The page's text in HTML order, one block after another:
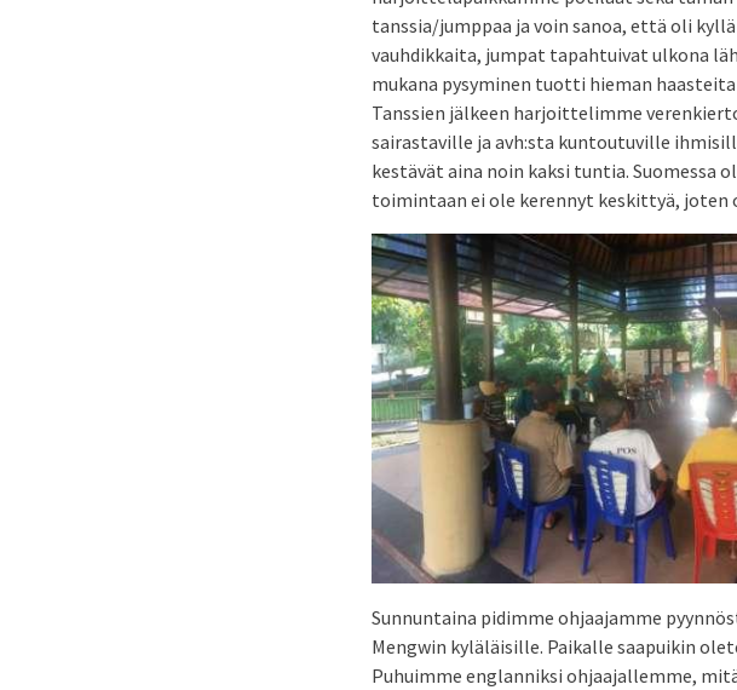
tanssia/jumppaa ja voin sanoa, että oli
vauhdikkaita, jumpat tapahtuivat ulkona
mukana pysyminen tuotti hieman
Tanssien jälkeen harjoittelimme
sairastaville ja avh:sta kuntoutuville
kestävät aina noin kaksi tuntia. Suomessa
toimintaan ei ole kerennyt keskittyä, joten
Sunnuntaina pidimme ohjaajamme
Mengwin kyläläisille. Paikalle saapuikin
Puhuimme englanniksi ohjaajallemme,